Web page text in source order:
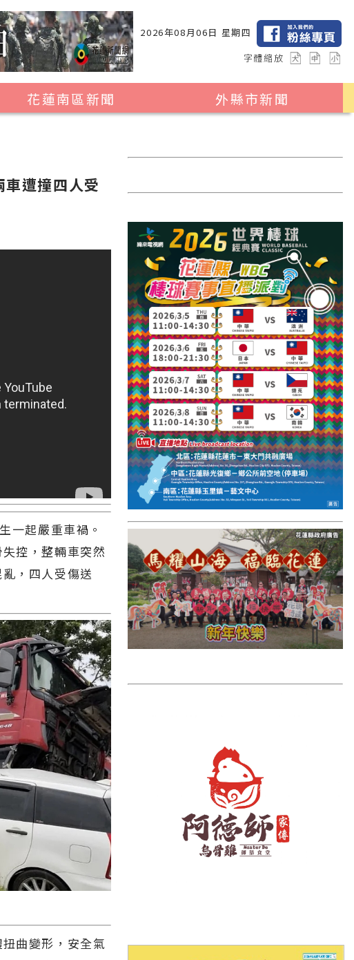
2026年08月06日 星期四
字體縮放
花蓮南區新聞
卓溪鄉
外縣市新聞
2024暑期夏令營專區
台中市
彰化縣
高雄市
國外報導
台東縣
關山鎮
苗栗縣
其他地區
新竹市
和平鄉
台南市
澎湖縣
香港
台東市
雲林縣
長濱鄉
台東市
彰化縣
遭撞四人受
一起嚴重車禍。
控，整輛車突然
，四人受傷送
一起嚴重車禍。
控，整輛車突然
，四人受傷送
曲變形，安全氣